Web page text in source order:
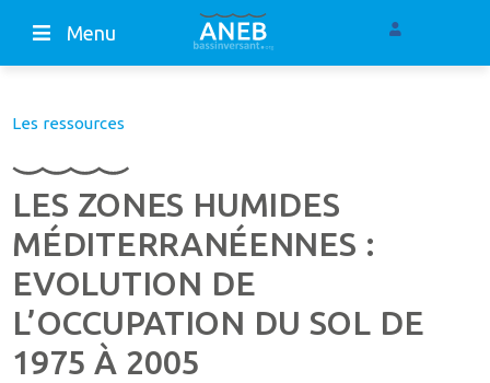
Menu
Les ressources
LES ZONES HUMIDES
MÉDITERRANÉENNES :
EVOLUTION DE
L’OCCUPATION DU SOL DE
1975 À 2005